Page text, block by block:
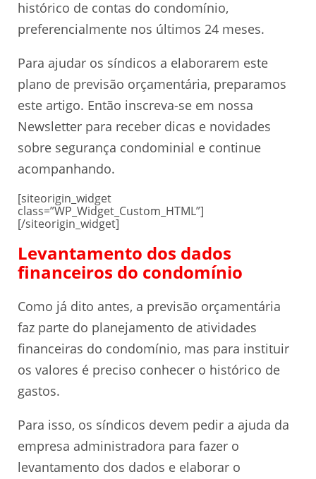
histórico de contas do condomínio,
preferencialmente nos últimos 24 meses.
Para ajudar os síndicos a elaborarem este
plano de previsão orçamentária, preparamos
este artigo. Então inscreva-se em nossa
Newsletter para receber dicas e novidades
sobre segurança condominial e continue
acompanhando.
[siteorigin_widget
class=”WP_Widget_Custom_HTML”]
[/siteorigin_widget]
Levantamento dos dados
financeiros do condomínio
Como já dito antes, a previsão orçamentária
faz parte do planejamento de atividades
financeiras do condomínio, mas para instituir
os valores é preciso conhecer o histórico de
gastos.
Para isso, os síndicos devem pedir a ajuda da
empresa administradora para fazer o
levantamento dos dados e elaborar o